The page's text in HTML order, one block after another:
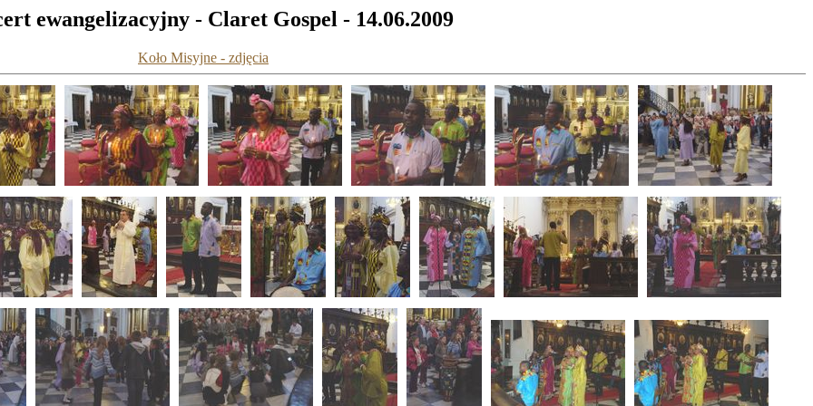
ewangelizacyjny - Claret Gospel - 14.06.2009
Koło Misyjne - zdjęcia